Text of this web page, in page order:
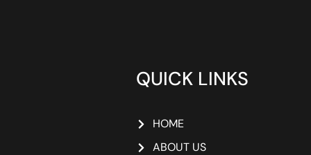
QUICK LINKS
HOME
ABOUT US